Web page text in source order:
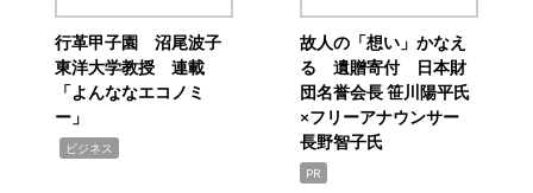
行革甲子園 沼尾波子
東洋大学教授 連載
「よんななエコノミ
ー」
ビジネス
故人の「想い」かなえ
る 遺贈寄付 日本財
団名誉会長 笹川陽平氏
×フリーアナウンサー
長野智子氏
PR